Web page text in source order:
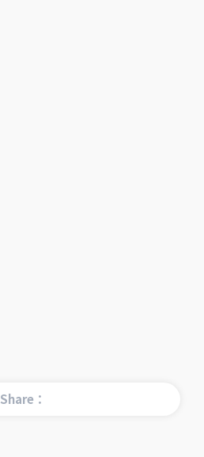
Share：